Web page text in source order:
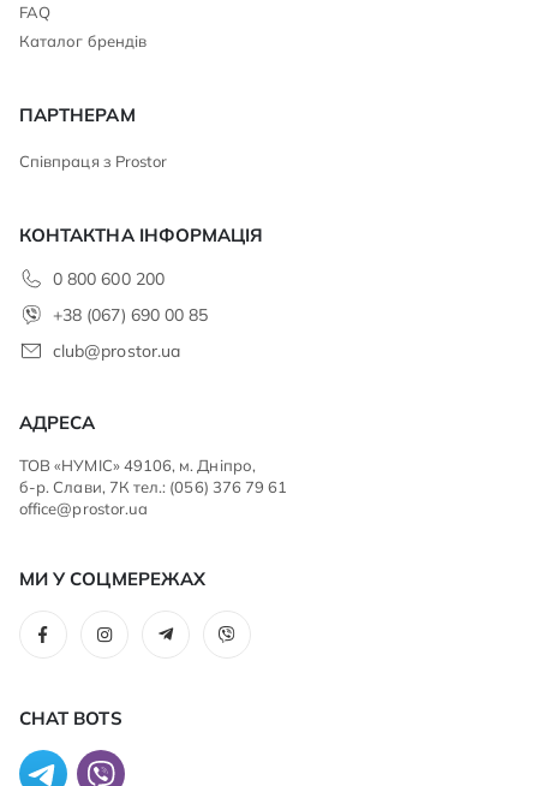
FAQ
Каталог брендів
ПАРТНЕРАМ
Співпраця з Prostor
КОНТАКТНА ІНФОРМАЦІЯ
0 800 600 200
+38 (067) 690 00 85
club@prostor.ua
АДРЕСА
ТОВ «НУМІС» 49106, м. Дніпро,
б-р. Слави, 7К тел.: (056) 376 79 61
office@prostor.ua
МИ У СОЦМЕРЕЖАХ
CHAT BOTS